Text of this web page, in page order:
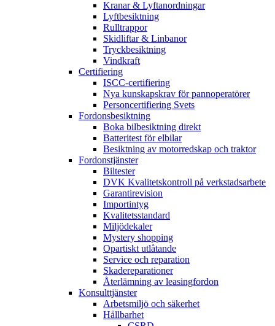
Kranar & Lyftanordningar
Lyftbesiktning
Rulltrappor
Skidliftar & Linbanor
Tryckbesiktning
Vindkraft
Certifiering
ISCC-certifiering
Nya kunskapskrav för pannoperatörer
Personcertifiering Svets
Fordonsbesiktning
Boka bilbesiktning direkt
Batteritest för elbilar
Besiktning av motorredskap och traktor
Fordonstjänster
Biltester
DVK Kvalitetskontroll på verkstadsarbete
Garantirevision
Importintyg
Kvalitetsstandard
Miljödekaler
Mystery shopping
Opartiskt utlåtande
Service och reparation
Skadereparationer
Återlämning av leasingfordon
Konsulttjänster
Arbetsmiljö och säkerhet
Hållbarhet